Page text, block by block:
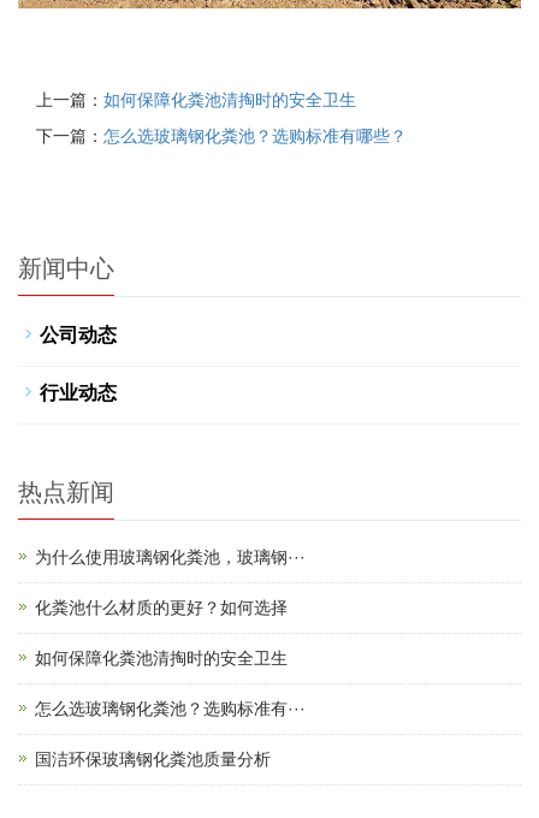
上一篇： 如何保障化粪池清掏时的安全卫生
下一篇： 怎么选玻璃钢化粪池？选购标准有哪些？
新闻中心
公司动态
行业动态
热点新闻
为什么使用玻璃钢化粪池，玻璃钢···
化粪池什么材质的更好？如何选择
如何保障化粪池清掏时的安全卫生
怎么选玻璃钢化粪池？选购标准有···
国洁环保玻璃钢化粪池质量分析